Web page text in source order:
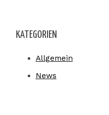
KATEGORIEN
Allgemein
News